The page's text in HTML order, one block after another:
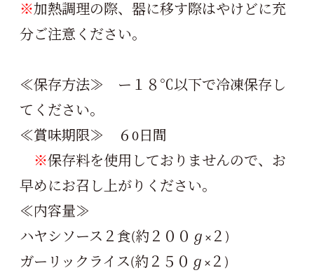
※加熱調理の際、器に移す際はやけどに充
分ご注意ください。
≪保存方法≫ ー１８℃以下で冷凍保存し
てください。
≪賞味期限≫ ６0日間
※保存料を使用しておりませんので、お
早めにお召し上がりください。
≪内容量≫
ハヤシソース２食(約２００ℊ×２)
ガーリックライス(約２５０ℊ×２)